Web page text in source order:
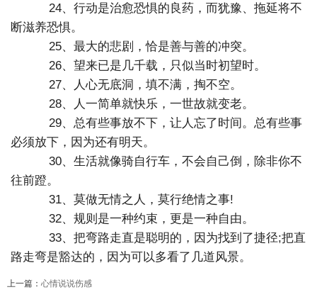
24、行动是治愈恐惧的良药，而犹豫、拖延将不
断滋养恐惧。
25、最大的悲剧，恰是善与善的冲突。
26、望来已是几千载，只似当时初望时。
27、人心无底洞，填不满，掏不空。
28、人一简单就快乐，一世故就变老。
29、总有些事放不下，让人忘了时间。总有些事
必须放下，因为还有明天。
30、生活就像骑自行车，不会自己倒，除非你不
往前蹬。
31、莫做无情之人，莫行绝情之事!
32、规则是一种约束，更是一种自由。
33、把弯路走直是聪明的，因为找到了捷径;把直
路走弯是豁达的，因为可以多看了几道风景。
上一篇： 心情说说伤感